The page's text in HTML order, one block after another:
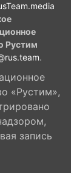
Рустим
.
«Рустим»,
запись